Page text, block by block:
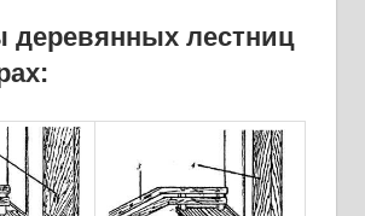
деревянных лестниц